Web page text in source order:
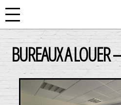
BUREAUX A